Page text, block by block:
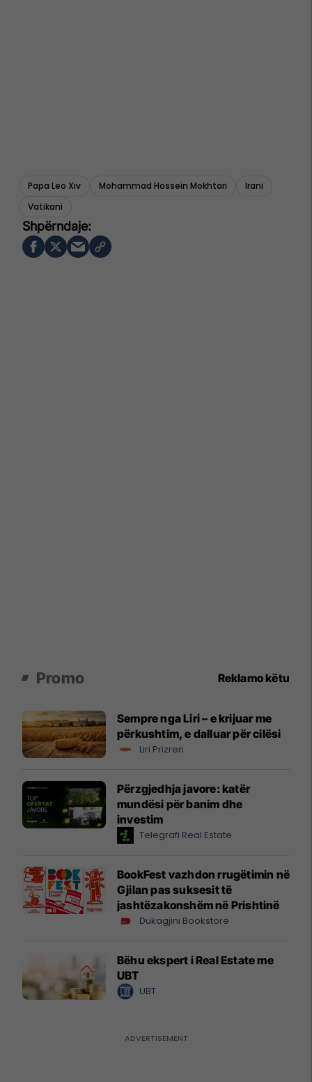
Papa Leo Xiv Mohammad Hossein Mokhtari
Irani
Vatikani
Promo Reklamo këtu
Sempre nga Liri – e krijuar me
përkushtim, e dalluar për cilësi
Liri Prizren
Përzgjedhja javore: katër
mundësi për banim dhe
investim
Telegrafi Real Estate
BookFest vazhdon rrugëtimin në
Gjilan pas suksesit të
jashtëzakonshëm në Prishtinë
Dukagjini Bookstore
Bëhu ekspert i Real Estate me
UBT
UBT